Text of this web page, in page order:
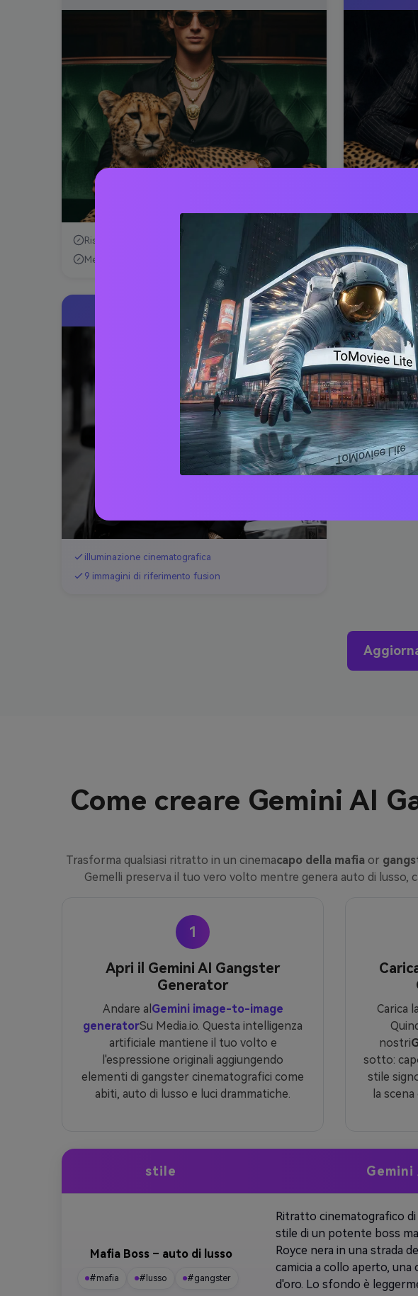
Risoluzione inferiore
Meno dettagli facciali
Qualità 4K
Perfetta
NANO BANANA PRO
illuminazione cinematografica
9 immagini di riferimento fusion
Come creare Gemini AI
Trasforma qualsiasi ritratto in un cinemacapo della mafia or
Gemelli preserva il tuo vero volto mentre genera auto di lusso,
1
Apri il Gemini AI Gangster
Generator
Andare al Gemini image-to-image
generatorSu Media.io. Questa intelligenza
artificiale mantiene il tuo volto e
l'espressione originali aggiungendo
elementi di gangster cinematografici come
abiti, auto di lusso e luci drammatiche.
Carica
nostri
sotto:
stile
la
stile
Mafia Boss – auto di lusso
#mafia #lusso #gangster
Ritratto cinematografico di
stile di un potente boss
Royce nera in una strada
camicia a collo aperto, una
d'oro. Lo sfondo è